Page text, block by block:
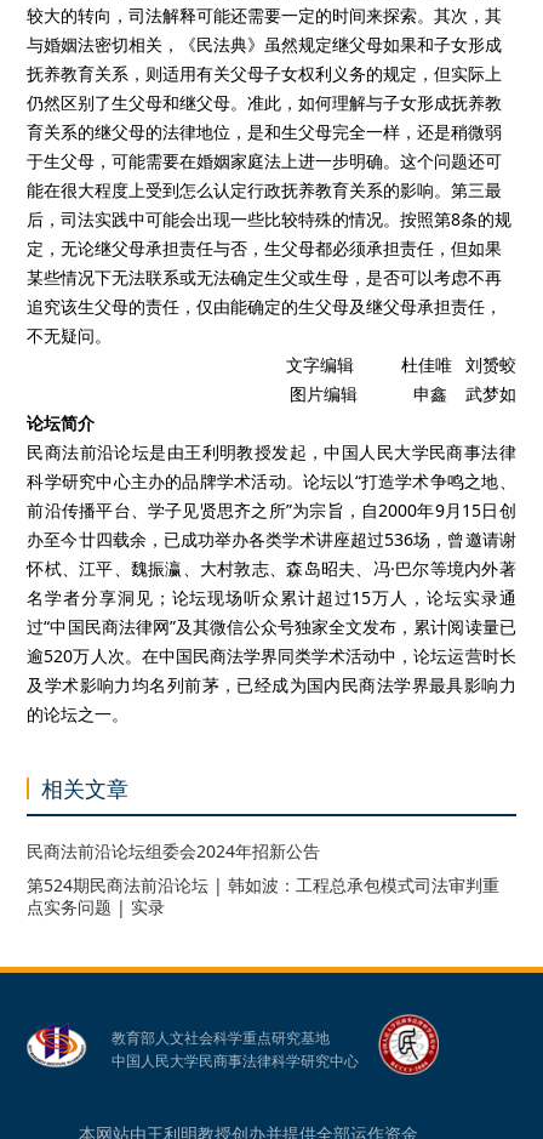
较大的转向，司法解释可能还需要一定的时间来探索。其次，其
与婚姻法密切相关，《民法典》虽然规定继父母如果和子女形成
抚养教育关系，则适用有关父母子女权利义务的规定，但实际上
仍然区别了生父母和继父母。准此，如何理解与子女形成抚养教
育关系的继父母的法律地位，是和生父母完全一样，还是稍微弱
于生父母，可能需要在婚姻家庭法上进一步明确。这个问题还可
能在很大程度上受到怎么认定行政抚养教育关系的影响。第三最
后，司法实践中可能会出现一些比较特殊的情况。按照第8条的规
定，无论继父母承担责任与否，生父母都必须承担责任，但如果
某些情况下无法联系或无法确定生父或生母，是否可以考虑不再
追究该生父母的责任，仅由能确定的生父母及继父母承担责任，
不无疑问。
文字编辑 杜佳唯 刘赟蛟
图片编辑 申鑫 武梦如
论坛简介
民商法前沿论坛是由王利明教授发起，中国人民大学民商事法律
科学研究中心主办的品牌学术活动。论坛以“打造学术争鸣之地、
前沿传播平台、学子见贤思齐之所”为宗旨，自2000年9月15日创
办至今廿四载余，已成功举办各类学术讲座超过536场，曾邀请谢
怀栻、江平、魏振瀛、大村敦志、森岛昭夫、冯·巴尔等境内外著
名学者分享洞见；论坛现场听众累计超过15万人，论坛实录通
过“中国民商法律网”及其微信公众号独家全文发布，累计阅读量已
逾520万人次。在中国民商法学界同类学术活动中，论坛运营时长
及学术影响力均名列前茅，已经成为国内民商法学界最具影响力
的论坛之一。
相关文章
民商法前沿论坛组委会2024年招新公告
第524期民商法前沿论坛 | 韩如波：工程总承包模式司法审判重
点实务问题 | 实录
教育部人文社会科学重点研究基地
中国人民大学民商事法律科学研究中心
本网站由王利明教授创办并提供全部运作资金